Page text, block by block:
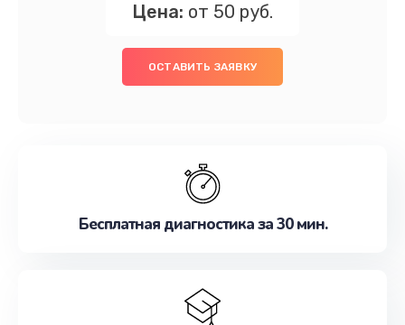
Цена: от 50 руб.
ОСТАВИТЬ ЗАЯВКУ
Бесплатная диагностика за 30 мин.